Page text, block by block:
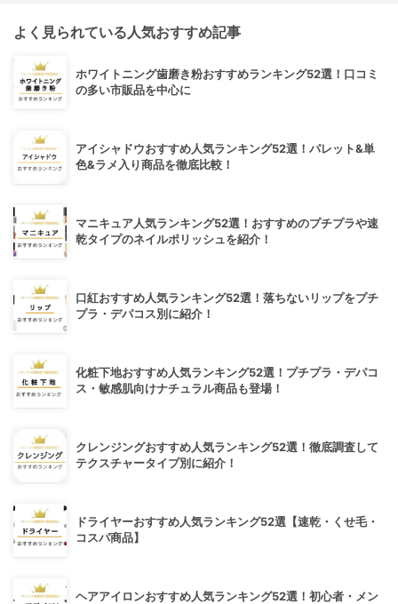
よく見られている人気おすすめ記事
ホワイトニング歯磨き粉おすすめランキング52選！口コミ
の多い市販品を中心に
アイシャドウおすすめ人気ランキング52選！パレット&単
色&ラメ入り商品を徹底比較！
マニキュア人気ランキング52選！おすすめのプチプラや速
乾タイプのネイルポリッシュを紹介！
口紅おすすめ人気ランキング52選！落ちないリップをプチ
プラ・デパコス別に紹介！
化粧下地おすすめ人気ランキング52選！プチプラ・デパコ
ス・敏感肌向けナチュラル商品も登場！
クレンジングおすすめ人気ランキング52選！徹底調査して
テクスチャータイプ別に紹介！
ドライヤーおすすめ人気ランキング52選【速乾・くせ毛・
コスパ商品】
ヘアアイロンおすすめ人気ランキング52選！初心者・メン